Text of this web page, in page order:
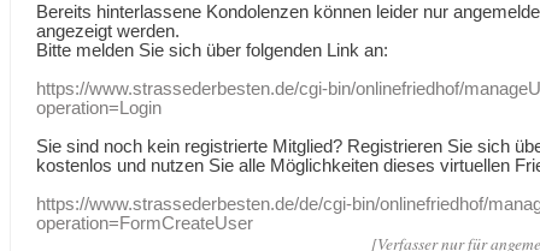
Bereits hinterlassene Kondolenzen können leider nur
angezeigt werden.
Bitte melden Sie sich über folgenden Link an:
https://www.strassederbesten.de/cgi-bin/onlinefriedhof/
operation=Login
Sie sind noch kein registrierte Mitglied? Registrieren Sie sich
kostenlos und nutzen Sie alle Möglichkeiten dieses virtuellen
https://www.strassederbesten.de/de/cgi-bin/onlinefriedhof/
operation=FormCreateUser
[Verfasser nur für